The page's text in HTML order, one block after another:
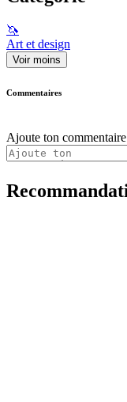
🦄
Art et design
Voir moins
Commentaires
Ajoute ton commentaire